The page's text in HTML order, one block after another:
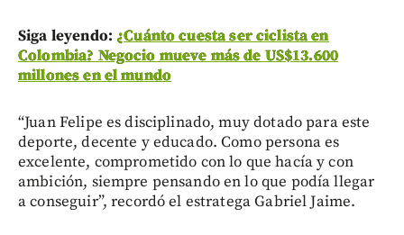
Siga leyendo: ¿Cuánto cuesta ser ciclista en
Colombia? Negocio mueve más de US$13.600
millones en el mundo
“Juan Felipe es disciplinado, muy dotado para este
deporte, decente y educado. Como persona es
excelente, comprometido con lo que hacía y con
ambición, siempre pensando en lo que podía llegar
a conseguir”, recordó el estratega Gabriel Jaime.